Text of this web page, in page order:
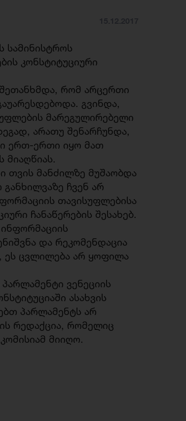
სამინისტროს
კონსტიტუციური
შეთანხმდა, რომ არცერთი
გვინდა,
მარეგულირებელი
არათუ შენარჩუნდა,
ერთ-ერთი იყო მათ
მიაღწიას.
თვის მანძილზე მუშაობდა
ჩვენ არ
თავისუფლებისა
ჩანაწერების შესახებ.
და რეკომენდაცია
ეს ცვლილება არ ყოფილა
ვენეციის
ასახვის
პარლამენტს არ
რედაქცია, რომელიც
მიიღო.